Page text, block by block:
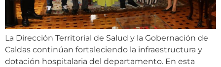
La Dirección Territorial de Salud y la Gobernación de
Caldas continúan fortaleciendo la infraestructura y
dotación hospitalaria del departamento. En esta